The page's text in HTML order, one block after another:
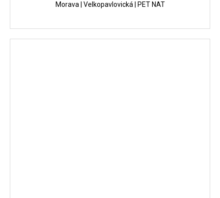
Morava | Velkopavlovická | PET NAT